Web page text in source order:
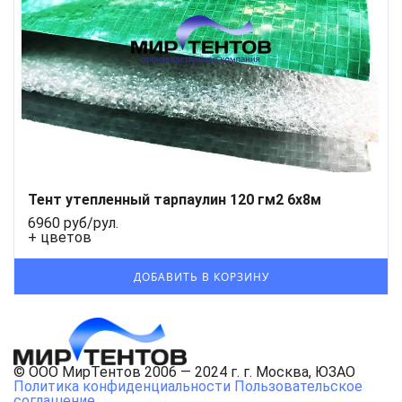
Тент утепленный тарпаулин 120 гм2 6х8м
6960 руб/рул.
+ цветов
© ООО МирТентов 2006 — 2024 г. г. Москва, ЮЗАО
Политика конфиденциальности Пользовательское